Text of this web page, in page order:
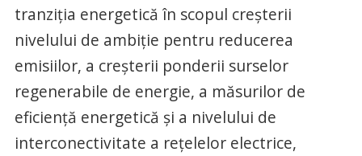
tranziția energetică în scopul creșterii
nivelului de ambiție pentru reducerea
emisiilor, a creșterii ponderii surselor
regenerabile de energie, a măsurilor de
eficiență energetică și a nivelului de
interconectivitate a rețelelor electrice,